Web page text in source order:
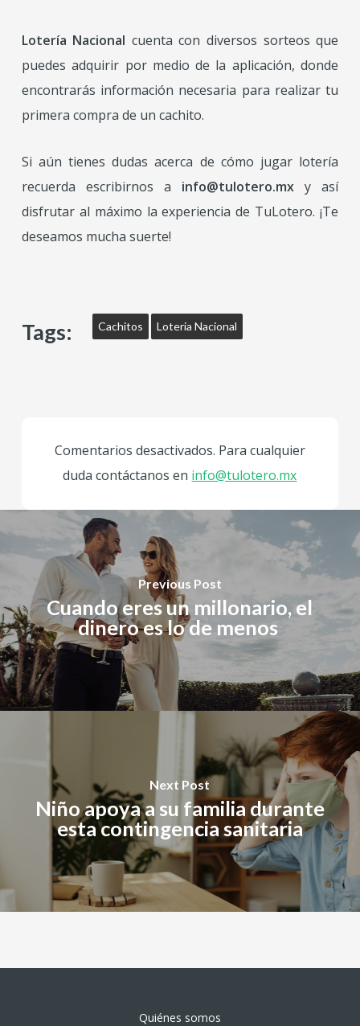
Lotería Nacional cuenta con diversos sorteos que
puedes adquirir por medio de la aplicación, donde
encontrarás información necesaria para realizar tu
primera compra de un cachito.
Si aún tienes dudas acerca de cómo jugar lotería
recuerda escribirnos a info@tulotero.mx y así
disfrutar al máximo la experiencia de TuLotero. ¡Te
deseamos mucha suerte!
Tags: Cachitos Loteria Nacional
Comentarios desactivados. Para cualquier
duda contáctanos en info@tulotero.mx
Previous Post
Cuando eres un millonario, el
dinero es lo de menos
Next Post
Niño apoya a su familia durante
esta contingencia sanitaria
Quiénes somos